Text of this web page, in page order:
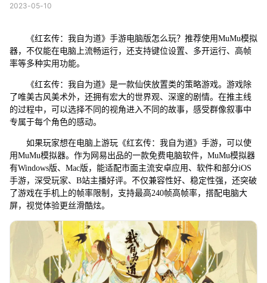
2023-05-10
《红玄传：我自为道》手游电脑版怎么玩？推荐使用MuMu模拟
器，不仅能在电脑上流畅运行，还支持键位设置、多开运行、高帧
率等多种实用功能。
《红玄传：我自为道》是一款仙侠放置类的策略游戏。游戏除
了唯美古风美术外，还拥有宏大的世界观、深邃的剧情。在推主线
的过程中，可以选择不同的视角进入不同的故事，感受群像叙事中
专属于每个角色的感动。
如果玩家想在电脑上游玩《红玄传：我自为道》手游，可以使
用MuMu模拟器。作为网易出品的一款免费电脑软件，MuMu模拟器
有Windows版、Mac版，能适配市面主流安卓应用、软件和部分iOS
手游，深受玩家、B站主播好评。不仅兼容性好、稳定性强，还突破
了游戏在手机上的帧率限制，支持最高240帧高帧率，搭配电脑大
屏，视觉体验更丝滑酷炫。